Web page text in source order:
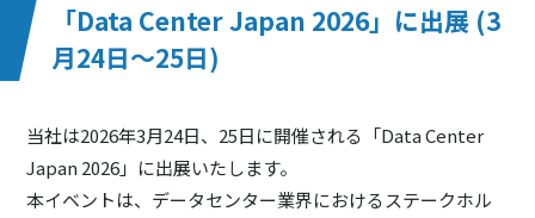
「Data Center Japan 2026」に出展 (3
月24日～25日)
当社は2026年3月24日、25日に開催される「Data Center
Japan 2026」に出展いたします。
本イベントは、データセンター業界におけるステークホル